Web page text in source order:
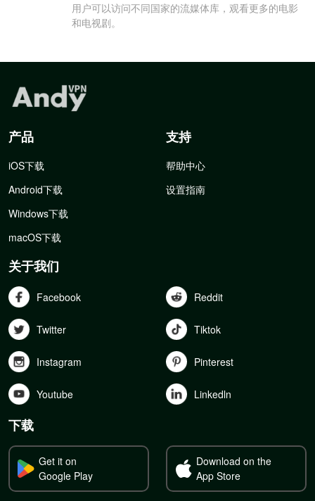
用户可以访问不同国家的流媒体库，观看更多的电影
和电视剧。
产品
iOS下载
Android下载
Windows下载
macOS下载
支持
帮助中心
设置指南
关于我们
Facebook Reddit
Twitter Tiktok
Instagram Pinterest
Youtube Linkedln
下载
Get it on
Google Play
Download on the
App Store